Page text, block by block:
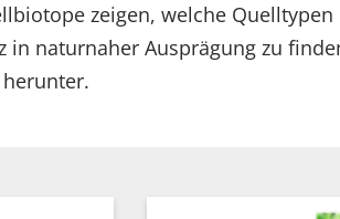
zeigen, welche Quelltypen
naturnaher Ausprägung zu